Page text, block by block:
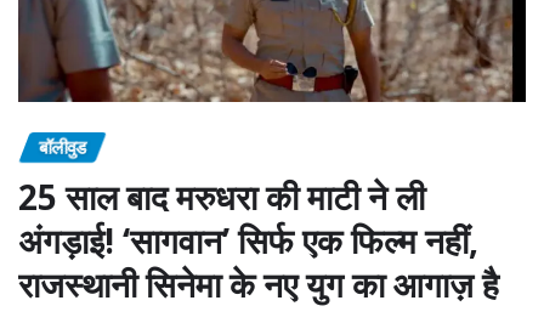
बॉलीवुड
25 साल बाद मरुधरा की माटी ने ली
अंगड़ाई! ‘सागवान’ सिर्फ एक फिल्म नहीं,
राजस्थानी सिनेमा के नए युग का आगाज़ है